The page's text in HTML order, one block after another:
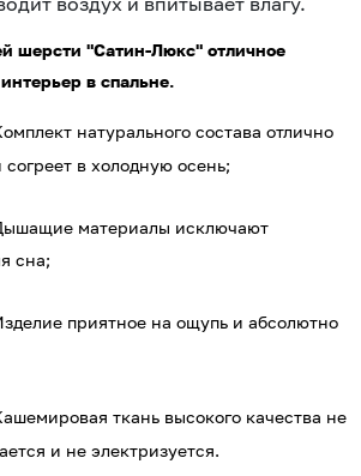
шерсти "Сатин-Люкс" отличное
в спальне.
натурального состава отлично
в холодную осень;
материалы исключают
сна;
приятное на ощупь и абсолютно
ткань высокого качества не
и не электризуется.